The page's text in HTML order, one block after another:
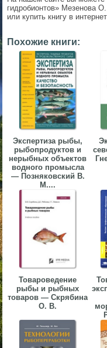
гидробионтов» Мезенова
или купить книгу в
Похожие книги:
Экспертиза рыбы,
рыбопродуктов и
нерыбных объектов
водного промысла
— Позняковский В.
М....
Товароведение
рыбы и рыбных
товаров — Скрябина
О. В.
▼
▼
▼